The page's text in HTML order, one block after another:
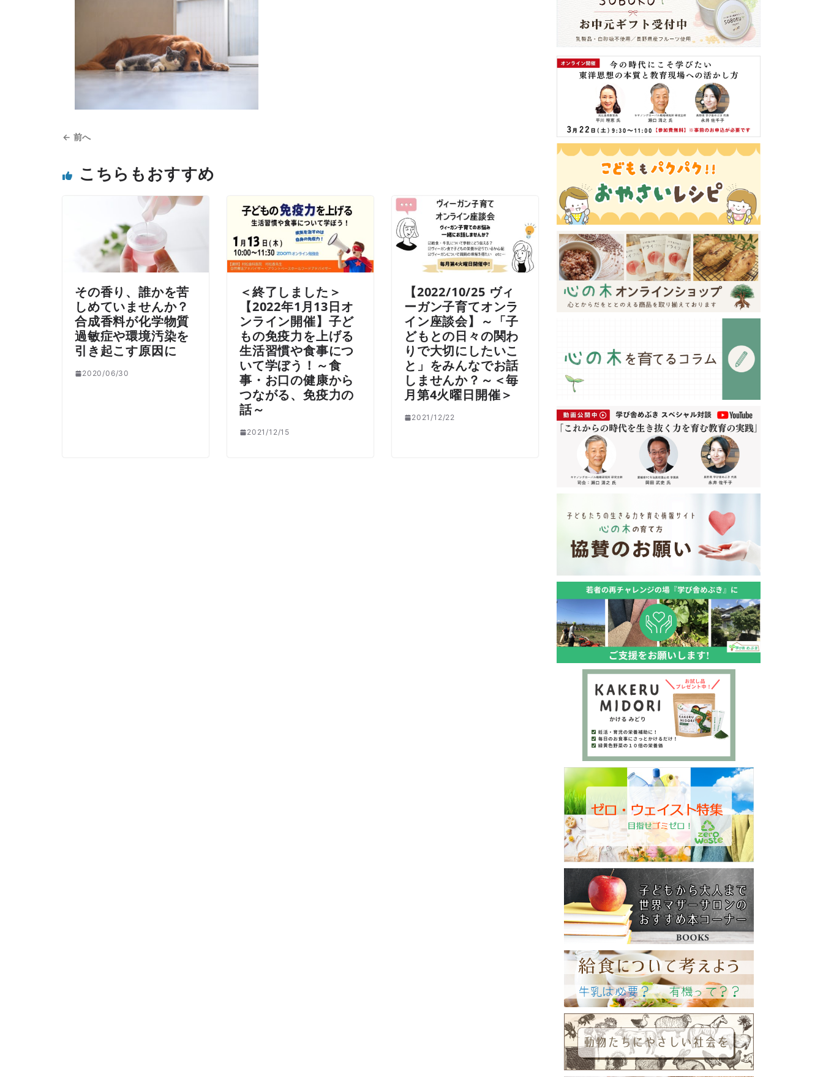
← 前へ
こちらもおすすめ
その香り、誰かを苦
しめていませんか？
合成香料が化学物質
過敏症や環境汚染を
引き起こす原因に
2020/06/30
＜終了しました＞
【2022年1月13日オ
ンライン開催】子ど
もの免疫力を上げる
生活習慣や食事につ
いて学ぼう！～食
事・お口の健康から
つながる、免疫力の
話～
2021/12/15
【2022/10/25 ヴィ
ーガン子育てオンラ
イン座談会】～「子
どもとの日々の関わ
りで大切にしたいこ
と」をみんなでお話
しませんか？～＜毎
月第4火曜日開催＞
2021/12/22